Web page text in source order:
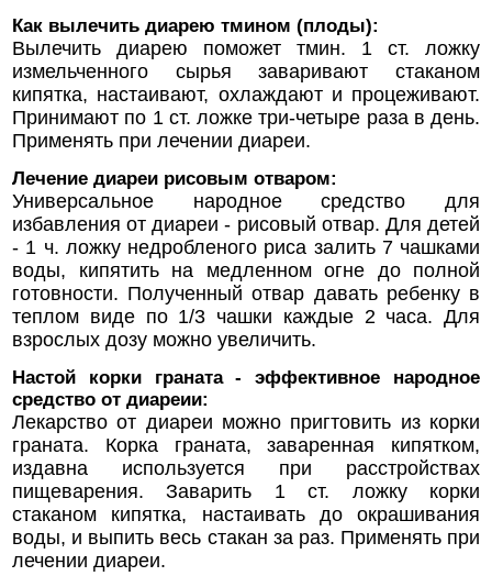
Как вылечить диарею тмином (плоды):
Вылечить диарею поможет тмин. 1 ст. ложку
измельченного сырья заваривают стаканом
кипятка, настаивают, охлаждают и процеживают.
Принимают по 1 ст. ложке три-четыре раза в день.
Применять при лечении диареи.
Лечение диареи рисовым отваром:
Универсальное народное средство для
избавления от диареи - рисовый отвар. Для детей
- 1 ч. ложку недробленого риса залить 7 чашками
воды, кипятить на медленном огне до полной
готовности. Полученный отвар давать ребенку в
теплом виде по 1/3 чашки каждые 2 часа. Для
взрослых дозу можно увеличить.
Настой корки граната - эффективное народное
средство от диареии:
Лекарство от диареи можно пригтовить из корки
граната. Корка граната, заваренная кипятком,
издавна используется при расстройствах
пищеварения. Заварить 1 ст. ложку корки
стаканом кипятка, настаивать до окрашивания
воды, и выпить весь стакан за раз. Применять при
лечении диареи.